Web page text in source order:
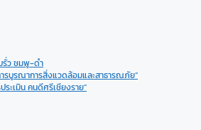
รั่ว ชมพู-ดำ
ารบูรณาการสิ่งแวดล้อมและสาธารณภัย”
ระเมิน คนดีศรีเชียงราย”